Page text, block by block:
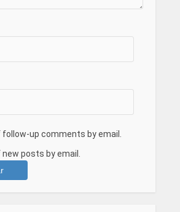
up comments by email.
posts by email.